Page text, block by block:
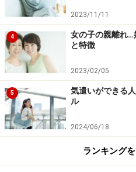
件登場！」とばかりにお見
端にモテ始めることになるわ
結婚相談所やアプリを介し
連絡が来ます。「今日はど
かな？」といそいそとPCや
まり。
今まで出会いがなかったの
になるわけですから、男性
2023/11/11
4
女の子の親離れ…
と特徴
2023/02/05
5
気遣いができる
ル
2024/06/18
ランキング